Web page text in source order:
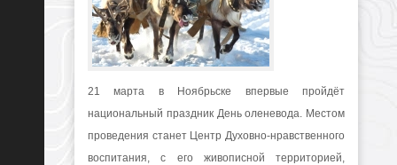
21 марта в Ноябрьске впервые пройдёт
национальный праздник День оленевода. Местом
проведения станет Центр Духовно-нравственного
воспитания, с его живописной территорией,